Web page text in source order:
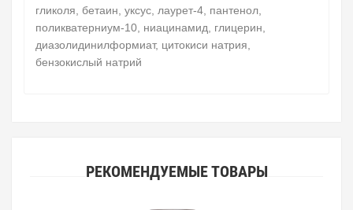
гликоля, бетаин, уксус, лаурет-4, пантенол,
поликватерниум-10, ниацинамид, глицерин,
диазолидинилформиат, цитокиси натрия,
бензокислый натрий
РЕКОМЕНДУЕМЫЕ ТОВАРЫ